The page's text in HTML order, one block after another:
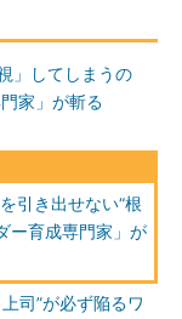
」してしまうの
家」が斬る
引き出せない“根
ー育成専門家」が
司”が必ず陥るワ